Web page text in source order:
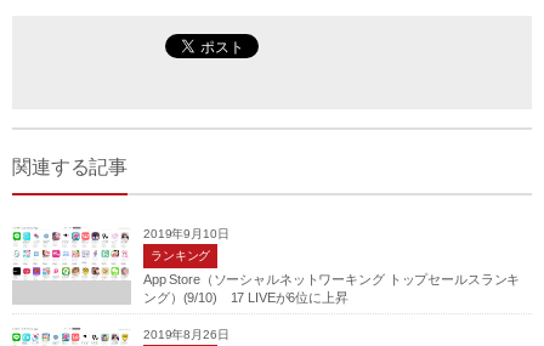
関連する記事
2019年9月10日
ランキング
App Store（ソーシャルネットワーキング トップセールスランキ
ング）(9/10) 17 LIVEが6位に上昇
2019年8月26日